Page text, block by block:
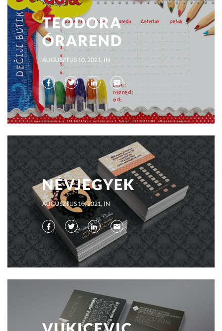
TEODORA
ÓRAREND
AUGUSZTUS 10, 2021 IN
NÉVJEGYEK
AUGUSZTUS 10, 2021 IN